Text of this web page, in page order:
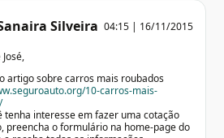
Silveira 04:15 | 16/11/2015
artigo sobre carros mais roubados
10-carros-mais-
tenha interesse em fazer uma cotação
preencha o formulário na home-page do